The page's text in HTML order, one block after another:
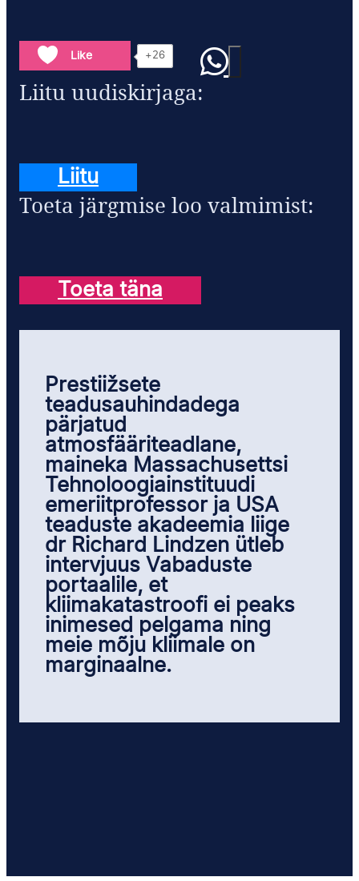
Like +26
Liitu uudiskirjaga:
Liitu
Toeta järgmise loo valmimist:
Toeta täna
Prestiižsete
teadusauhindadega
pärjatud
atmosfääriteadlane,
maineka Massachusettsi
Tehnoloogiainstituudi
emeriitprofessor ja USA
teaduste akadeemia liige
dr Richard Lindzen ütleb
intervjuus Vabaduste
portaalile, et
kliimakatastroofi ei peaks
inimesed pelgama ning
meie mõju kliimale on
marginaalne.